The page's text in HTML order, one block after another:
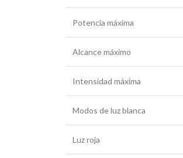
Potencia máxima
Alcance máximo
Intensidad máxima
Modos de luz blanca
Luz roja